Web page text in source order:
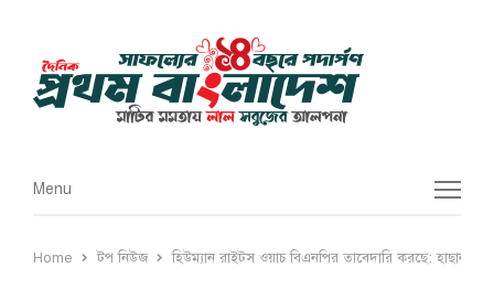
Menu
Menu
Home টপ নিউজ হিউম্যান রাইটস ওয়াচ বিএনপির তাবেদারি করছে: হাছান